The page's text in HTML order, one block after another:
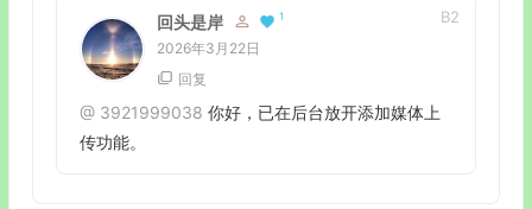
回头是岸 1
2026年3月22日
B2
回复
@ 3921999038 你好，已在后台放开添加媒体上
传功能。